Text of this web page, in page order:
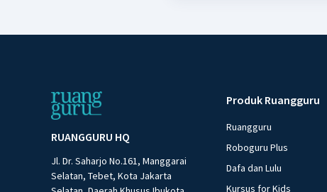
RUANGGURU HQ
Jl. Dr. Saharjo No.161, Manggarai
Selatan, Tebet, Kota Jakarta
Produk Ruangguru
Ruangguru
Roboguru Plus
Dafa dan Lulu
Kursus for Kids